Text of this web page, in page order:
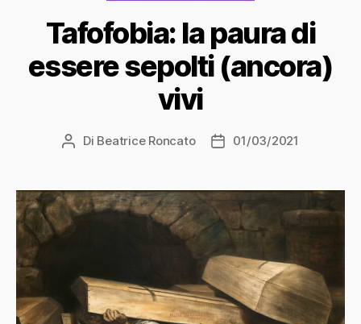
Tafofobia: la paura di
essere sepolti (ancora)
vivi
Autore
Di Beatrice Roncato
Data01/03/2021